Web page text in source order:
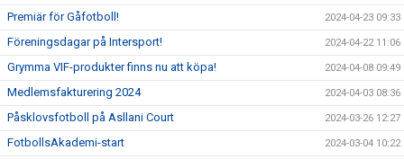
Premiär för Gåfotboll! 2024-04-23 09:33
Föreningsdagar på Intersport! 2024-04-22 11:06
Grymma VIF-produkter finns nu att köpa! 2024-04-08 09:49
Medlemsfakturering 2024 2024-04-03 08:36
Påsklovsfotboll på Asllani Court 2024-03-26 12:27
FotbollsAkademi-start 2024-03-04 10:22